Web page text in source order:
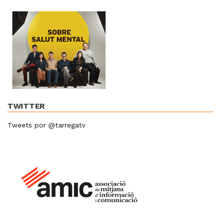
TWITTER
Tweets por @tarregatv